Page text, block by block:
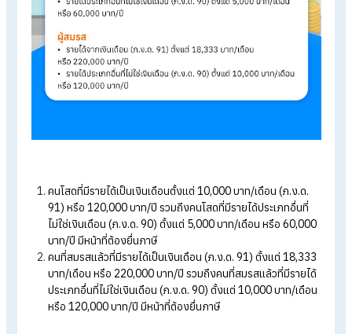
ใครบ้างต้องยื่นภาษีบุคคลธรรมดา?
ผู้มีหน้าที่ยืนภาษี คือ ผู้ที่มีรายได้พึงประเมินถึงเกณฑ์ขั้นต่ำ มีหน้าที่
ยื่นภาษีเงินได้บุคคลธรรมดา โดยแบ่งเกณฑ์ตามสถานะโสดและสม
โดยมีรายละเอียดดังนี้